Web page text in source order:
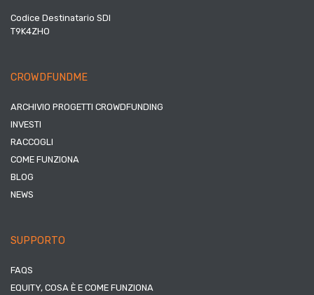
Codice Destinatario SDI
T9K4ZHO
CROWDFUNDME
ARCHIVIO PROGETTI CROWDFUNDING
INVESTI
RACCOGLI
COME FUNZIONA
BLOG
NEWS
SUPPORTO
FAQS
EQUITY, COSA È E COME FUNZIONA